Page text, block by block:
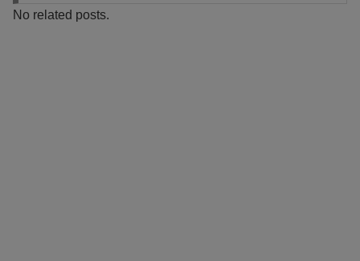
No related posts.